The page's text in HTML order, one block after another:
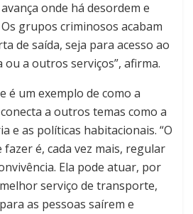
onde há desordem e
grupos criminosos acabam
de saída, seja para acesso ao
a outros serviços”, afirma.
é um exemplo de como a
a outros temas como a
e as políticas habitacionais. “O
é, cada vez mais, regular
Ela pode atuar, por
serviço de transporte,
as pessoas saírem e